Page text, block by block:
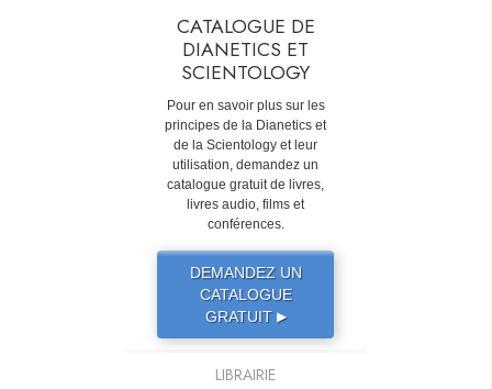
CATALOGUE DE
DIANETICS ET
SCIENTOLOGY
Pour en savoir plus sur les
principes de la Dianetics et
de la Scientology et leur
utilisation, demandez un
catalogue gratuit de livres,
livres audio, films et
conférences.
DEMANDEZ UN
CATALOGUE
GRATUIT ▶
LIBRAIRIE